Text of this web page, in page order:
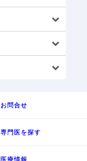
お問合せ
専門医を探す
医療情報